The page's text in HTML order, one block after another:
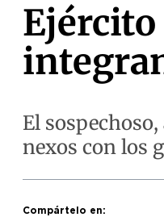
Ejército
El
nexos con los
Compártelo en: